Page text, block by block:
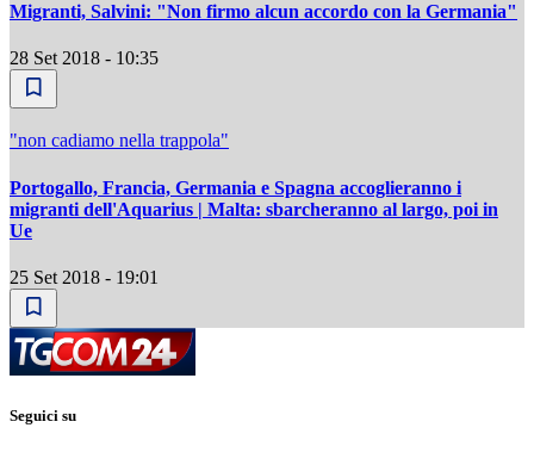
Migranti, Salvini: "Non firmo alcun accordo con la Germania"
28 Set 2018 - 10:35
"non cadiamo nella trappola"
Portogallo, Francia, Germania e Spagna accoglieranno i
migranti dell'Aquarius | Malta: sbarcheranno al largo, poi in
Ue
25 Set 2018 - 19:01
Seguici su